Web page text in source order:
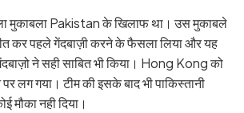
मुकाबला Pakistan के खिलाफ था। उस मुकाबले
कर पहले गेंदबाज़ी करने के फैसला लिया और यह
ने सही साबित भी किया। Hong Kong को
लग गया। टीम की इसके बाद भी पाकिस्तानी
मौका नही दिया।